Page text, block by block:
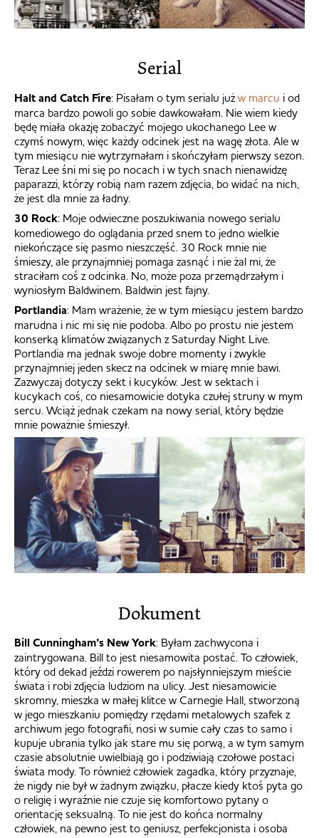
Serial
Halt and Catch Fire: Pisałam o tym serialu jużw marcu i od
marca bardzo powoli go sobie dawkowałam. Nie wiem kiedy
będę miała okazję zobaczyć mojego ukochanego Lee w
czymś nowym, więc każdy odcinek jest na wagę złota. Ale w
tym miesiącu nie wytrzymałam i skończyłam pierwszy sezon.
Teraz Lee śni mi się po nocach i w tych snach nienawidzę
paparazzi, którzy robią nam razem zdjęcia, bo widać na nich,
że jest dla mnie za ładny.
30 Rock: Moje odwieczne poszukiwania nowego serialu
komediowego do oglądania przed snem to jedno wielkie
niekończące się pasmo nieszczęść. 30 Rock mnie nie
śmieszy, ale przynajmniej pomaga zasnąć i nie żal mi, że
straciłam coś z odcinka. No, może poza przemądrzałym i
wyniosłym Baldwinem. Baldwin jest fajny.
Portlandia: Mam wrażenie, że w tym miesiącu jestem bardzo
marudna i nic mi się nie podoba. Albo po prostu nie jestem
konserką klimatów związanych z Saturday Night Live.
Portlandia ma jednak swoje dobre momenty i zwykle
przynajmniej jeden skecz na odcinek w miarę mnie bawi.
Zazwyczaj dotyczy sekt i kucyków. Jest w sektach i
kucykach coś, co niesamowicie dotyka czułej struny w mym
sercu. Wciąż jednak czekam na nowy serial, który będzie
mnie poważnie śmieszył.
Dokument
Bill Cunningham’s New York: Byłam zachwycona i
zaintrygowana. Bill to jest niesamowita postać. To człowiek,
który od dekad jeździ rowerem po najsłynniejszym mieście
świata i robi zdjęcia ludziom na ulicy. Jest niesamowicie
skromny, mieszka w małej klitce w Carnegie Hall, stworzoną
w jego mieszkaniu pomiędzy rzędami metalowych szafek z
archiwum jego fotografii, nosi w sumie cały czas to samo i
kupuje ubrania tylko jak stare mu się porwą, a w tym samym
czasie absolutnie uwielbiają go i podziwiają czołowe postaci
świata mody. To również człowiek zagadka, który przyznaje,
że nigdy nie był w żadnym związku, płacze kiedy ktoś pyta go
o religię i wyraźnie nie czuje się komfortowo pytany o
orientację seksualną. To nie jest do końca normalny
człowiek, na pewno jest to geniusz, perfekcjonista i osoba